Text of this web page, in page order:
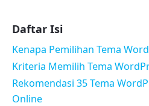
Daftar Isi
Kenapa Pemilihan Tema
Kriteria Memilih Tema
Rekomendasi 35 Tema
Online